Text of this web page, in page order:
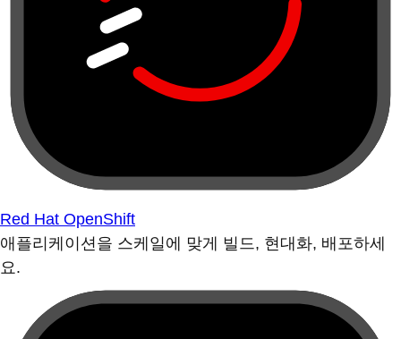
Red Hat OpenShift
애플리케이션을 스케일에 맞게 빌드, 현대화, 배포하세
요.